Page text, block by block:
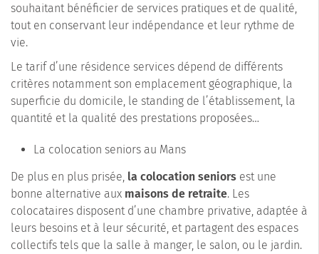
souhaitant bénéficier de services pratiques et de qualité,
tout en conservant leur indépendance et leur rythme de
vie.
Le tarif d’une résidence services dépend de différents
critères notamment son emplacement géographique, la
superficie du domicile, le standing de l’établissement, la
quantité et la qualité des prestations proposées…
La colocation seniors au Mans
De plus en plus prisée, la colocation seniors est une
bonne alternative aux maisons de retraite. Les
colocataires disposent d’une chambre privative, adaptée à
leurs besoins et à leur sécurité, et partagent des espaces
collectifs tels que la salle à manger, le salon, ou le jardin.